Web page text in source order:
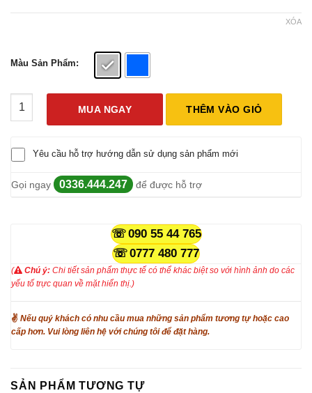
Màu Sản Phẩm:
XÓA
Tủ Lạnh Mini Cho Ô Tô 12V-220V 20 Lít (Làm Mát Và Giữ Ấm)
MUA NGAY
THÊM VÀO GIỎ
Yêu cầu hỗ trợ hướng dẫn sử dụng sản phẩm mới
Gọi ngay 0336.444.247 để được hỗ trợ
090 55 44 765
0777 480 777
( Chú ý: Chi tiết sản phẩm thực tế có thể khác biệt so với hình ảnh do các
yếu tố trực quan về mặt hiển thị.)
✌ Nếu quý khách có nhu cầu mua những sản phẩm tương tự hoặc cao
cấp hơn. Vui lòng liên hệ với chúng tôi để đặt hàng.
SẢN PHẨM TƯƠNG TỰ